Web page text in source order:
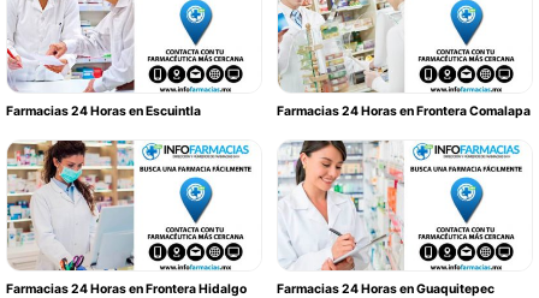
Farmacias 24 Horas en Escuintla Farmacias 24 Horas en Frontera Comalapa
Farmacias 24 Horas en Frontera Hidalgo Farmacias 24 Horas en Guaquitepec